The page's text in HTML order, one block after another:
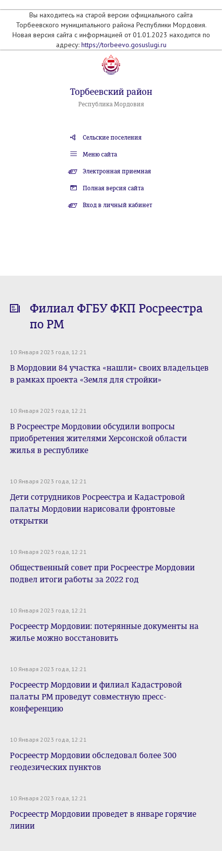
Вы находитесь на старой версии официального сайта
Торбеевского муниципального района Республики Мордовия.
Новая версия сайта с информацией от 01.01.2023 находится по
адресу: https://torbeevo.gosuslugi.ru
Торбеевский район
Республика Мордовия
Сельские поселения
Меню сайта
Электронная приемная
Полная версия сайта
Вход в личный кабинет
Филиал ФГБУ ФКП Росреестра
по РМ
10 Января 2023 года, 12:21
В Мордовии 84 участка «нашли» своих владельцев
в рамках проекта «Земля для стройки»
10 Января 2023 года, 12:21
В Росреестре Мордовии обсудили вопросы
приобретения жителями Херсонской области
жилья в республике
10 Января 2023 года, 12:21
Дети сотрудников Росреестра и Кадастровой
палаты Мордовии нарисовали фронтовые
открытки
10 Января 2023 года, 12:21
Общественный совет при Росреестре Мордовии
подвел итоги работы за 2022 год
10 Января 2023 года, 12:21
Росреестр Мордовии: потерянные документы на
жилье можно восстановить
10 Января 2023 года, 12:21
Росреестр Мордовии и филиал Кадастровой
палаты РМ проведут совместную пресс-
конференцию
10 Января 2023 года, 12:21
Росреестр Мордовии обследовал более 300
геодезических пунктов
10 Января 2023 года, 12:21
Росреестр Мордовии проведет в январе горячие
линии